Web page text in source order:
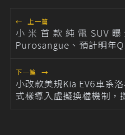
← 上一篇
小米首款純電SUV
Purosangue、預計明年
下一篇 →
小改款美規Kia EV6車系
式樣導入虛擬換檔機制，